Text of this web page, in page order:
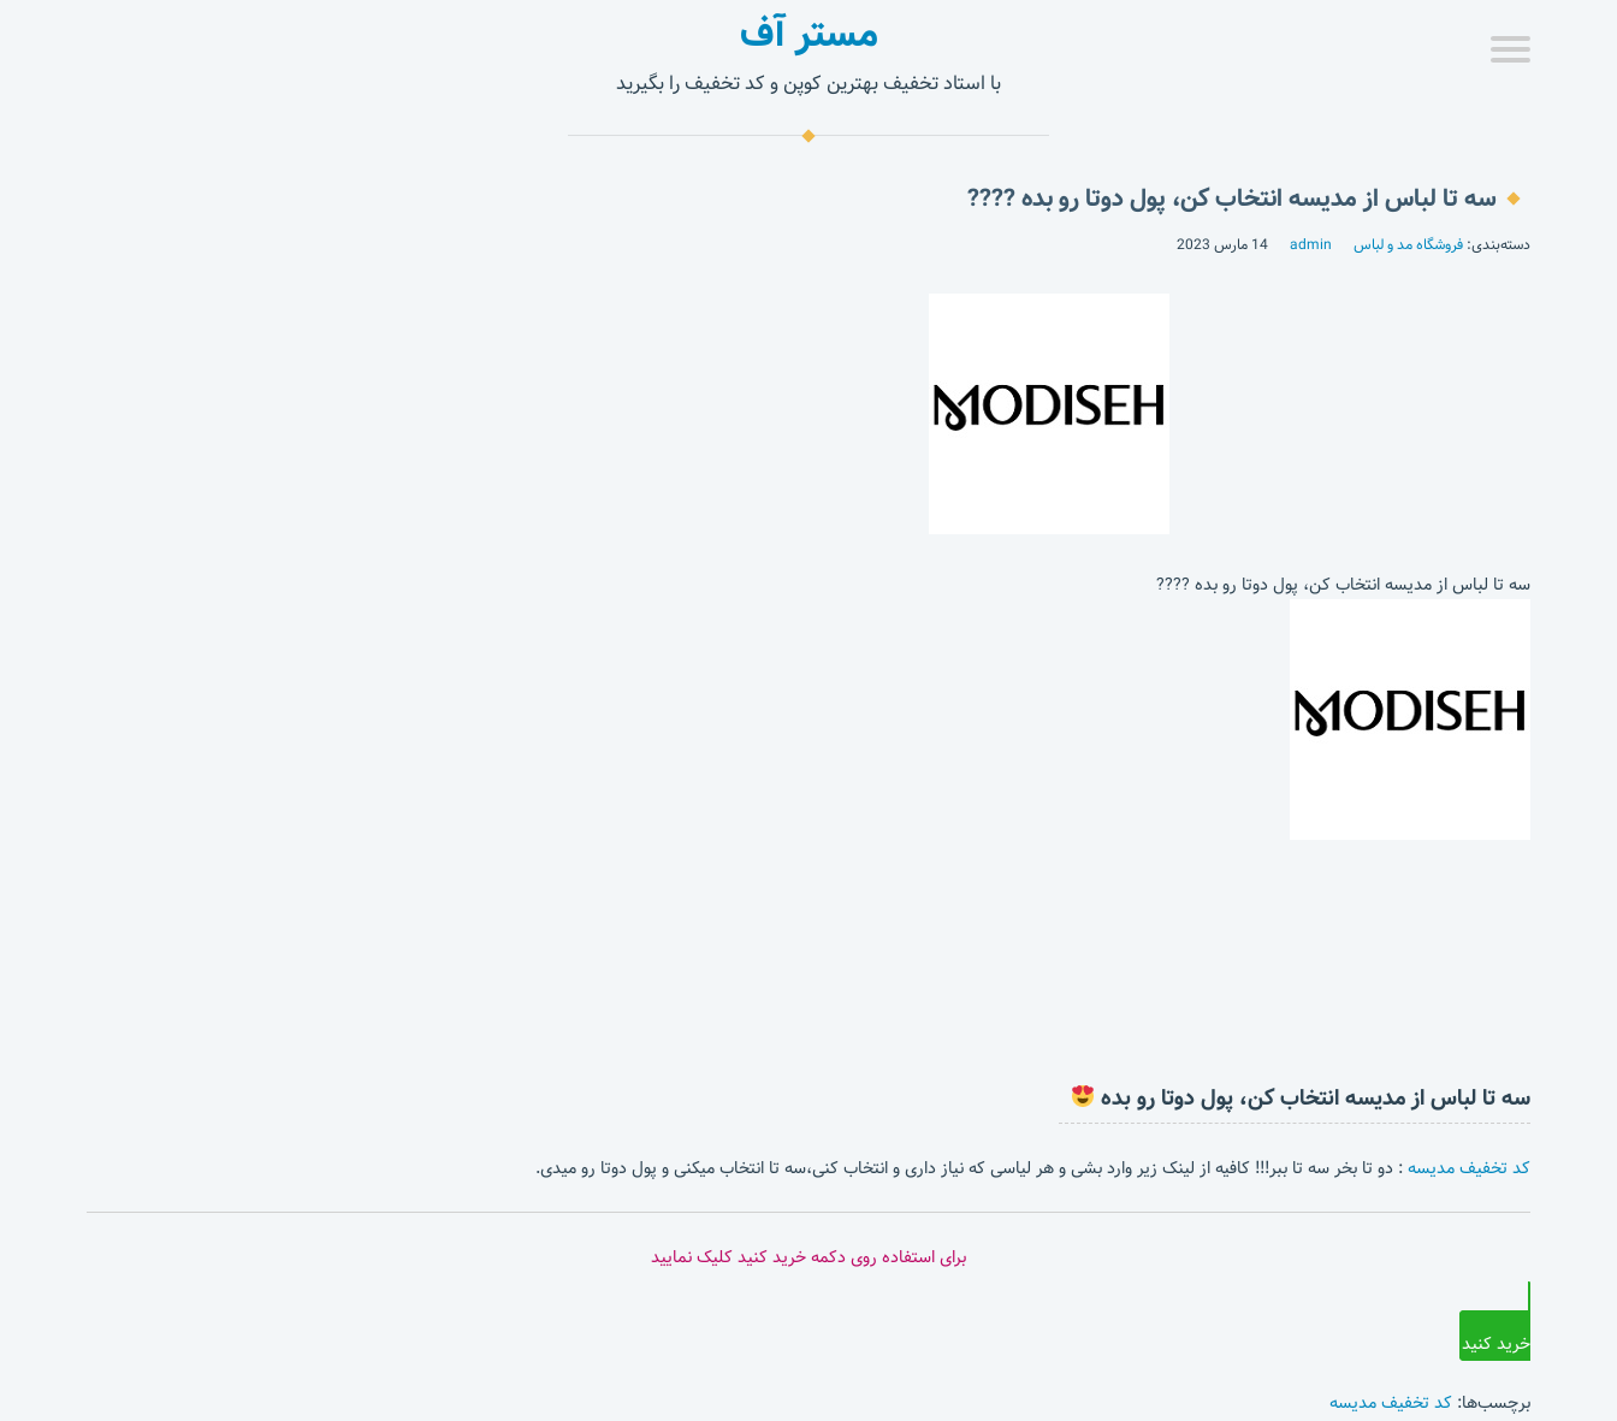
مستر آف
با استاد تخفیف بهترین کوپن و کد تخفیف را بگیرید
سه تا لباس از مدیسه انتخاب کن، پول دوتا رو بده ????
دسته‌بندی: فروشگاه مد و لباس admin 14 مارس 2023
سه تا لباس از مدیسه انتخاب کن، پول دوتا رو بده ????
سه تا لباس از مدیسه انتخاب کن، پول دوتا رو بده
کد تخفیف مدیسه: دو تا بخر سه تا ببر!!! کافیه از لینک زیر وارد بشی و هر لیاسی که نیاز داری و انتخاب کنی،سه تا انتخاب میکنی و پول دوتا رو میدی.
برای استفاده روی دکمه خرید کنید کلیک نمایید
خرید کنید
برچسب‌ها: کد تخفیف مدیسه